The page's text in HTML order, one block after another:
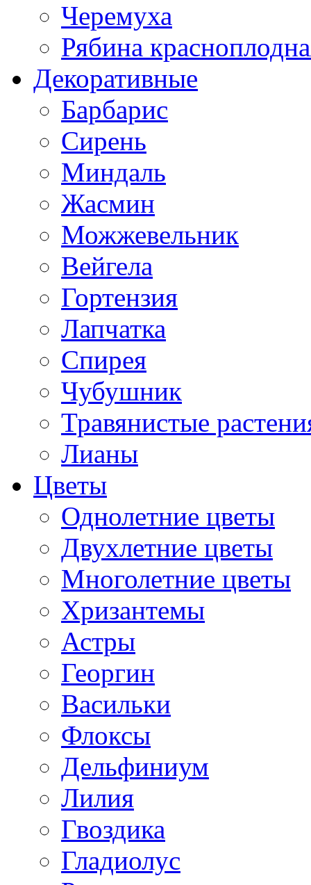
Черемуха
Рябина
Декоративные
Барбарис
Сирень
Миндаль
Жасмин
Можжевельник
Вейгела
Гортензия
Лапчатка
Спирея
Чубушник
Травянистые
Лианы
Цветы
Однолетние цветы
Двухлетние цветы
Многолетние цветы
Хризантемы
Астры
Георгин
Васильки
Флоксы
Дельфиниум
Лилия
Гвоздика
Гладиолус